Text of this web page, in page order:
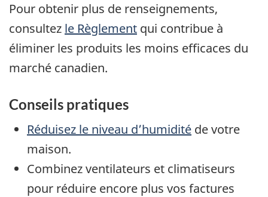
Pour obtenir plus de renseignements,
consultez le Règlement qui contribue à
éliminer les produits les moins efficaces du
marché canadien.
Conseils pratiques
Réduisez le niveau d’humidité de votre
maison.
Combinez ventilateurs et climatiseurs
pour réduire encore plus vos factures